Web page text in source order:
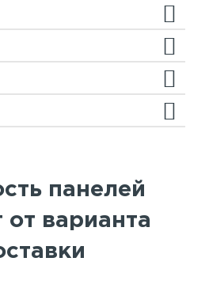
панелей
от варианта